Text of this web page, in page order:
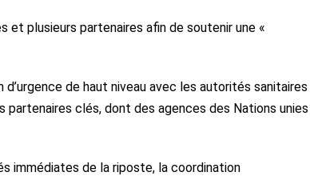
et plusieurs partenaires afin de soutenir une «
d’urgence de haut niveau avec les autorités sanitaires
partenaires clés, dont des agences des Nations unies
immédiates de la riposte, la coordination